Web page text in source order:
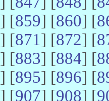
] [859] [860] [
] [871] [872] [
] [883] [884] [
] [895] [896] [
] [907] [908] [